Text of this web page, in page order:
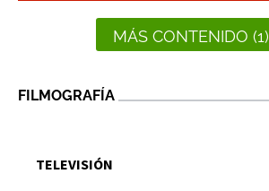
MÁS CONTENIDO (1)
FILMOGRAFÍA
TELEVISIÓN